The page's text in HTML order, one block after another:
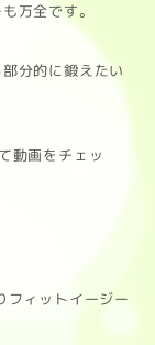
万全です。
分的に鍛えたい
動画をチェッ
フィットイージー